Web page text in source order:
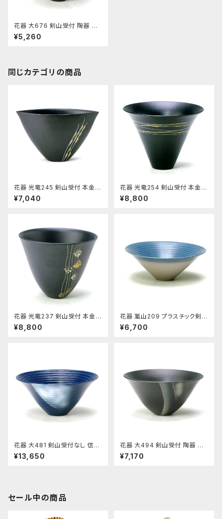
花器 大676 剣山受付 陶器 水
盤 花瓶 フラワーベース
¥5,260
同じカテゴリの商品
花器 光竜245 剣山受付 本金銀
使用 陶器 水盤 花瓶 コンポー
ネント フラワーベース
¥7,040
花器 光竜254 剣山受付 本金使
用 陶器 水盤 花瓶 コンポーネ
ント フラワーベース
¥8,800
花器 光竜237 剣山受付 本金銀
使用 陶器 水盤 花瓶 コンポー
ネント フラワーベース
¥8,800
花器 嵐山209 プラスチック剣山
受付 信楽陶土使用 陶器 水盤
花瓶 フラワーベース
¥6,700
花器 大481 剣山受付なし 信楽
陶土使用 陶器 水盤 花瓶 フラワ
ーベース
¥13,650
花器 大494 剣山受付 陶器 水
盤 花瓶 フラワーベース
¥7,170
セール中の商品